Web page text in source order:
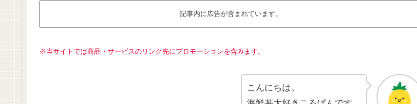
記事内に広告が含まれています。
※当サイトでは商品・サービスのリンク先にプロモーションを含みます。
こんにちは。